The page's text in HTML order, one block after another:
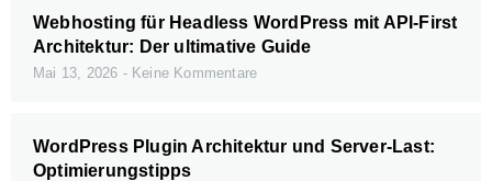
Webhosting für Headless WordPress mit API-First
Architektur: Der ultimative Guide
Mai 13, 2026 Keine Kommentare
WordPress Plugin Architektur und Server-Last:
Optimierungstipps